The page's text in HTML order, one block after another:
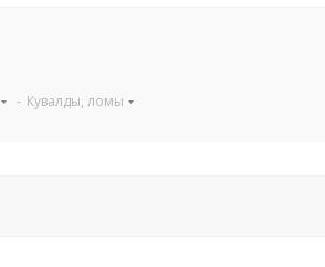
- Кувалды, ломы